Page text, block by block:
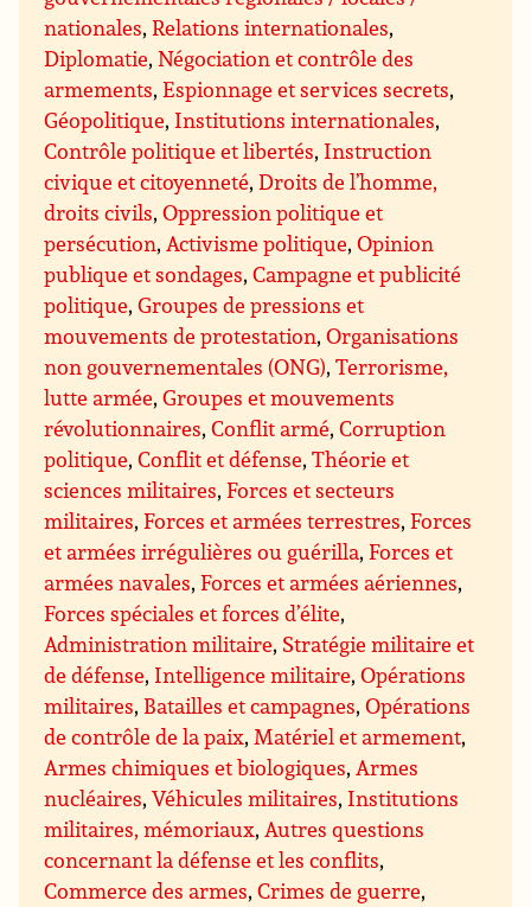
nationales,Relations internationales,
Diplomatie,Négociation et contrôle des
armements,Espionnage et services secrets,
Géopolitique, Institutions internationales,
Contrôle politique et libertés, Instruction
civique et citoyenneté,Droits de l’homme,
droits civils,Oppression politique et
persécution,Activisme politique,Opinion
publique et sondages,Campagne et publicité
politique,Groupes de pressions et
mouvements de protestation,Organisations
non gouvernementales (ONG),Terrorisme,
lutte armée,Groupes et mouvements
révolutionnaires,Conflit armé,Corruption
politique,Conflit et défense,Théorie et
sciences militaires,Forces et secteurs
militaires,Forces et armées terrestres,Forces
et armées irrégulières ou guérilla,Forces et
armées navales,Forces et armées aériennes,
Forces spéciales et forces d’élite,
Administration militaire, Stratégie militaire et
de défense, Intelligence militaire,Opérations
militaires, Batailles et campagnes,Opérations
de contrôle de la paix,Matériel et armement,
Armes chimiques et biologiques,Armes
nucléaires,Véhicules militaires, Institutions
militaires, mémoriaux,Autres questions
concernant la défense et les conflits,
Commerce des armes,Crimes de guerre,